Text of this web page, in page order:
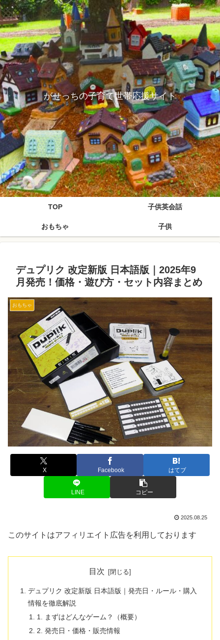
がせっちの子育て世帯応援サイト
TOP 子供英会話
おもちゃ 子供
デュプリク 改定新版 日本語版｜2025年9
月発売！価格・遊び方・セット内容まとめ
おもちゃ
X Facebook はてブ
LINE コピー
2025.08.25
このサイトはアフィリエイト広告を利用しております
目次
デュプリク 改定新版 日本語版｜発売日・ルール・購入
情報を徹底解説
1. まずはどんなゲーム？（概要）
2. 発売日・価格・販売情報